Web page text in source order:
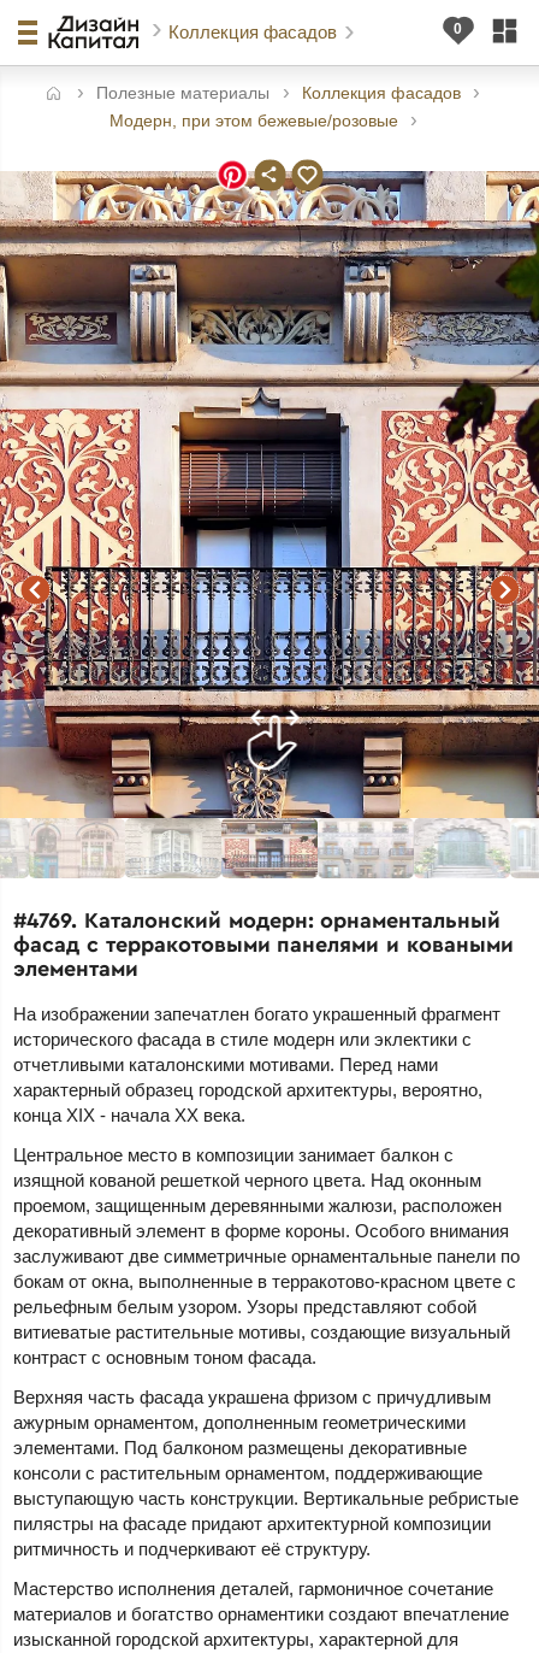
Коллекция фасадов
Полезные материалы
Коллекция фасадов
Модерн, при этом бежевые/розовые
#4769. Каталонский модерн: орнаментальный
фасад с терракотовыми панелями и коваными
элементами
На изображении запечатлен богато украшенный фрагмент
исторического фасада в стиле модерн или эклектики с
отчетливыми каталонскими мотивами. Перед нами
характерный образец городской архитектуры, вероятно,
конца XIX - начала XX века.
Центральное место в композиции занимает балкон с
изящной кованой решеткой черного цвета. Над оконным
проемом, защищенным деревянными жалюзи, расположен
декоративный элемент в форме короны. Особого внимания
заслуживают две симметричные орнаментальные панели по
бокам от окна, выполненные в терракотово-красном цвете с
рельефным белым узором. Узоры представляют собой
витиеватые растительные мотивы, создающие визуальный
контраст с основным тоном фасада.
Верхняя часть фасада украшена фризом с причудливым
ажурным орнаментом, дополненным геометрическими
элементами. Под балконом размещены декоративные
консоли с растительным орнаментом, поддерживающие
выступающую часть конструкции. Вертикальные ребристые
пилястры на фасаде придают архитектурной композиции
ритмичность и подчеркивают её структуру.
Мастерство исполнения деталей, гармоничное сочетание
материалов и богатство орнаментики создают впечатление
изысканной городской архитектуры, характерной для